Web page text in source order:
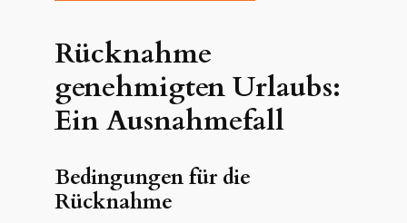
Rücknahme
genehmigten Urlaubs:
Ein Ausnahmefall
Bedingungen für die
Rücknahme